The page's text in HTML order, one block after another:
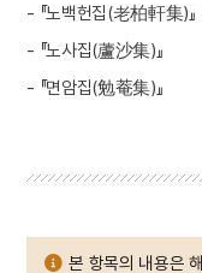
- 『노백헌집(老柏軒集)』
- 『노사집(蘆沙集)』
- 『면암집(勉菴集)』
본 항목의 내용은